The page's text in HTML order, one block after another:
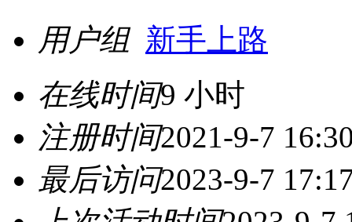
用户组 新手上路
在线时间9 小时
注册时间2021-9-7
最后访问2023-9-7